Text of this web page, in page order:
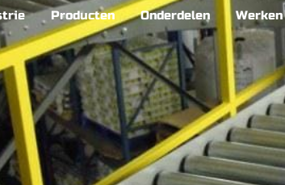
Producten Onderdelen